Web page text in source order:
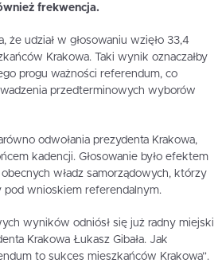
frekwencja.
że udział w głosowaniu wzięło 33,4
Krakowa. Taki wynik oznaczałby
progu ważności referendum, co
przedterminowych wyborów
odwołania prezydenta Krakowa,
kadencji. Głosowanie było efektem
władz samorządowych, którzy
pod wnioskiem referendalnym.
wyników odniósł się już radny miejski
Krakowa Łukasz Gibała. Jak
to sukces mieszkańców Krakowa”.